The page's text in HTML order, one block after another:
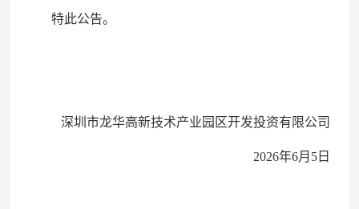
特此公告。
深圳市龙华高新技术产业园区开发投资有限公司
2026年6月5日